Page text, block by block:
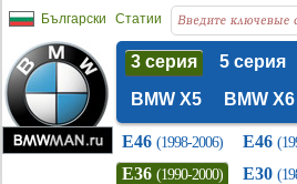
Български Статии
3 серия 5 серия
BMW X5
BMW X6
E46 (1998-2006) E46
E36 (1990-2000) E30